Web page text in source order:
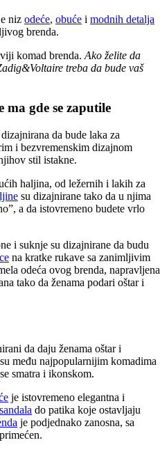
niz odeće, obuće i modnih detalja
brenda.
komad brenda. Ako želite da
treba da bude vaš
ma gde se zaputile
da bude laka za
i bezvremenskim dizajnom
stil istakne.
haljina, od ležernih i lakih za
su dizajnirane tako da u njima
a da istovremeno budete vrlo
i suknje su dizajnirane da budu
na kratke rukave sa zanimljivim
odeća ovog brenda, napravljena
tako da ženama podari oštar i
da daju ženama oštar i
među najpopularnijim komadima
smatra i ikonskom.
je istovremeno elegantna i
sandala do patika koje ostavljaju
je podjednako zanosna, sa